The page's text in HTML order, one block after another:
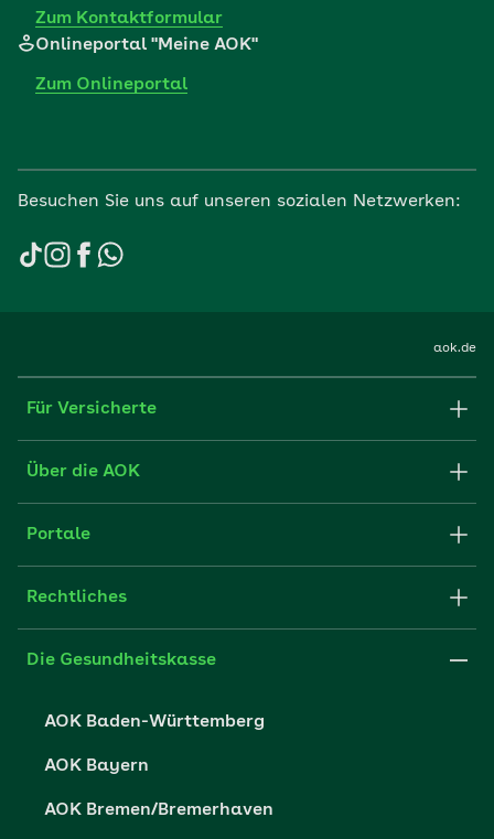
Zum Kontaktformular
Onlineportal "Meine AOK"
Zum Onlineportal
Besuchen Sie uns auf unseren sozialen Netzwerken:
aok.de
Für Versicherte
Formulare und Anträge
FAQ
Über die AOK
Struktur & Verwaltung
Partner der AOK
Portale
Fachportal für Arbeitgeber
Presse- und Politikportal
Vertriebspartner-Service
Rechtliches
Impressum
Die Gesundheitskasse
AOK Baden-Württemberg
AOK Bayern
AOK Bremen/Bremerhaven